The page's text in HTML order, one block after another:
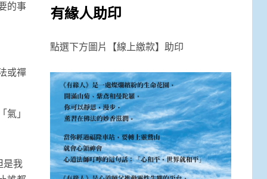
的事
或禪
」
是我
有緣人助印
點選下方圖片【線上繳款】助印